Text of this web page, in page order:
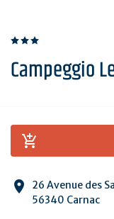
Campeggio
26 Avenue des
56340 Carnac